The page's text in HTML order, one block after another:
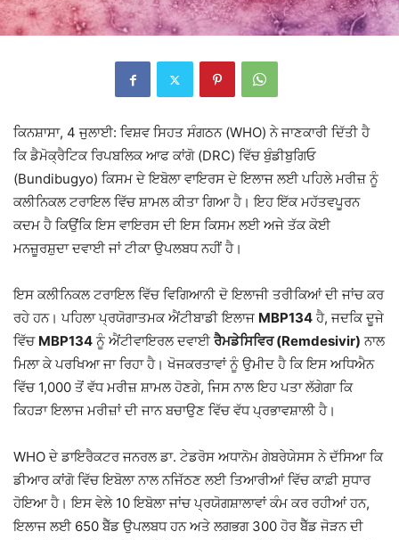
ਕਿਨਸ਼ਾਸਾ, 4 ਜੁਲਾਈ: ਵਿਸ਼ਵ ਸਿਹਤ ਸੰਗਠਨ (WHO) ਨੇ ਜਾਣਕਾਰੀ ਦਿੱਤੀ ਹੈ
ਕਿ ਡੈਮੋਕ੍ਰੈਟਿਕ ਰਿਪਬਲਿਕ ਆਫ ਕਾਂਗੋ (DRC) ਵਿੱਚ ਬੁੰਡੀਬੁਗਿਓ
(Bundibugyo) ਕਿਸਮ ਦੇ ਇਬੋਲਾ ਵਾਇਰਸ ਦੇ ਇਲਾਜ ਲਈ ਪਹਿਲੇ ਮਰੀਜ਼ ਨੂੰ
ਕਲੀਨਿਕਲ ਟਰਾਇਲ ਵਿੱਚ ਸ਼ਾਮਲ ਕੀਤਾ ਗਿਆ ਹੈ। ਇਹ ਇੱਕ ਮਹੱਤਵਪੂਰਨ
ਕਦਮ ਹੈ ਕਿਉਂਕਿ ਇਸ ਵਾਇਰਸ ਦੀ ਇਸ ਕਿਸਮ ਲਈ ਅਜੇ ਤੱਕ ਕੋਈ
ਮਨਜ਼ੂਰਸ਼ੁਦਾ ਦਵਾਈ ਜਾਂ ਟੀਕਾ ਉਪਲਬਧ ਨਹੀਂ ਹੈ।
ਇਸ ਕਲੀਨਿਕਲ ਟਰਾਇਲ ਵਿੱਚ ਵਿਗਿਆਨੀ ਦੋ ਇਲਾਜੀ ਤਰੀਕਿਆਂ ਦੀ ਜਾਂਚ ਕਰ
ਰਹੇ ਹਨ। ਪਹਿਲਾ ਪ੍ਰਯੋਗਾਤਮਕ ਐਂਟੀਬਾਡੀ ਇਲਾਜ MBP134 ਹੈ, ਜਦਕਿ ਦੂਜੇ
ਵਿੱਚ MBP134ਨੂੰ ਐਂਟੀਵਾਇਰਲ ਦਵਾਈਰੈਮਡੇਸਿਵਿਰ (Remdesivir) ਨਾਲ
ਮਿਲਾ ਕੇ ਪਰਖਿਆ ਜਾ ਰਿਹਾ ਹੈ। ਖੋਜਕਰਤਾਵਾਂ ਨੂੰ ਉਮੀਦ ਹੈ ਕਿ ਇਸ ਅਧਿਐਨ
ਵਿੱਚ 1,000 ਤੋਂ ਵੱਧ ਮਰੀਜ਼ ਸ਼ਾਮਲ ਹੋਣਗੇ, ਜਿਸ ਨਾਲ ਇਹ ਪਤਾ ਲੱਗੇਗਾ ਕਿ
ਕਿਹੜਾ ਇਲਾਜ ਮਰੀਜ਼ਾਂ ਦੀ ਜਾਨ ਬਚਾਉਣ ਵਿੱਚ ਵੱਧ ਪ੍ਰਭਾਵਸ਼ਾਲੀ ਹੈ।
WHO ਦੇ ਡਾਇਰੈਕਟਰ ਜਨਰਲ ਡਾ. ਟੇਡਰੋਸ ਅਧਾਨੋਮ ਗੇਬਰੇਯੇਸਸ ਨੇ ਦੱਸਿਆ ਕਿ
ਡੀਆਰ ਕਾਂਗੋ ਵਿੱਚ ਇਬੋਲਾ ਨਾਲ ਨਜਿੱਠਣ ਲਈ ਤਿਆਰੀਆਂ ਵਿੱਚ ਕਾਫ਼ੀ ਸੁਧਾਰ
ਹੋਇਆ ਹੈ। ਇਸ ਵੇਲੇ 10 ਇਬੋਲਾ ਜਾਂਚ ਪ੍ਰਯੋਗਸ਼ਾਲਾਵਾਂ ਕੰਮ ਕਰ ਰਹੀਆਂ ਹਨ,
ਇਲਾਜ ਲਈ 650 ਬੈੱਡ ਉਪਲਬਧ ਹਨ ਅਤੇ ਲਗਭਗ 300 ਹੋਰ ਬੈੱਡ ਜੋੜਨ ਦੀ